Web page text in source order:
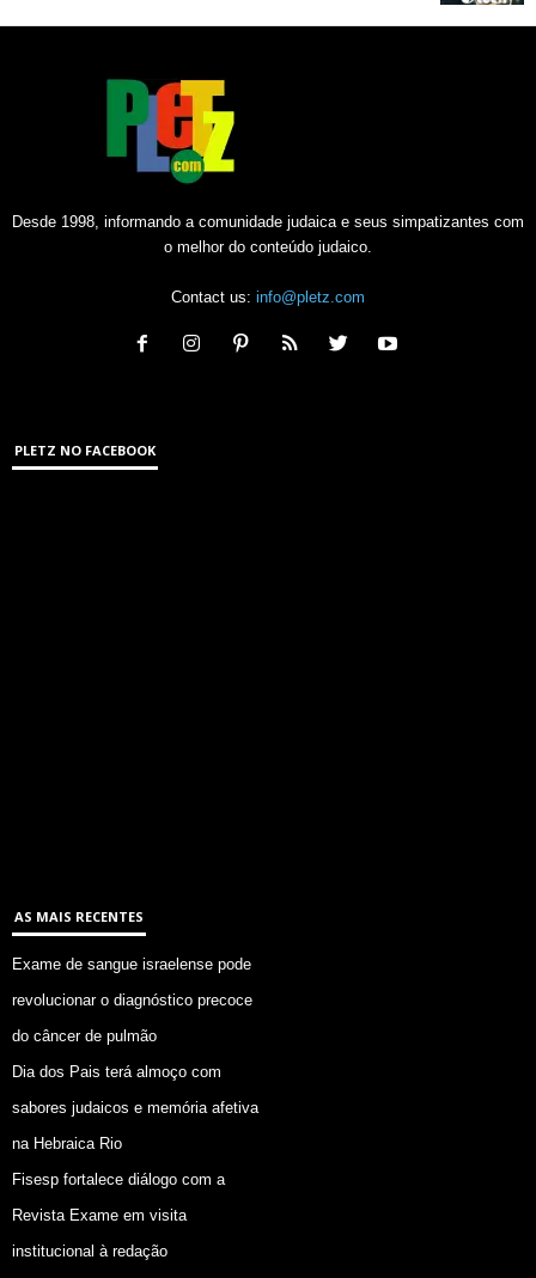
Desde 1998, informando a comunidade judaica e seus simpatizantes com
o melhor do conteúdo judaico.
Contact us: info@pletz.com
PLETZ NO FACEBOOK
AS MAIS RECENTES
Exame de sangue israelense pode
revolucionar o diagnóstico precoce
do câncer de pulmão
Dia dos Pais terá almoço com
sabores judaicos e memória afetiva
na Hebraica Rio
Fisesp fortalece diálogo com a
Revista Exame em visita
institucional à redação